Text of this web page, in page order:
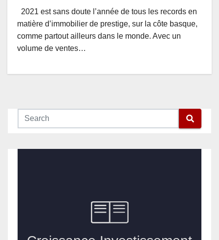
2021 est sans doute l’année de tous les records en
matière d’immobilier de prestige, sur la côte basque,
comme partout ailleurs dans le monde. Avec un
volume de ventes…